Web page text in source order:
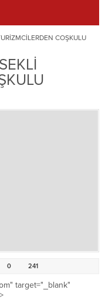
COŞKULU
0 241
target="_blank"